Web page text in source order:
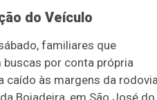
do Veículo
familiares que
buscas por conta própria
caído às margens da
Boiadeira, em São José do